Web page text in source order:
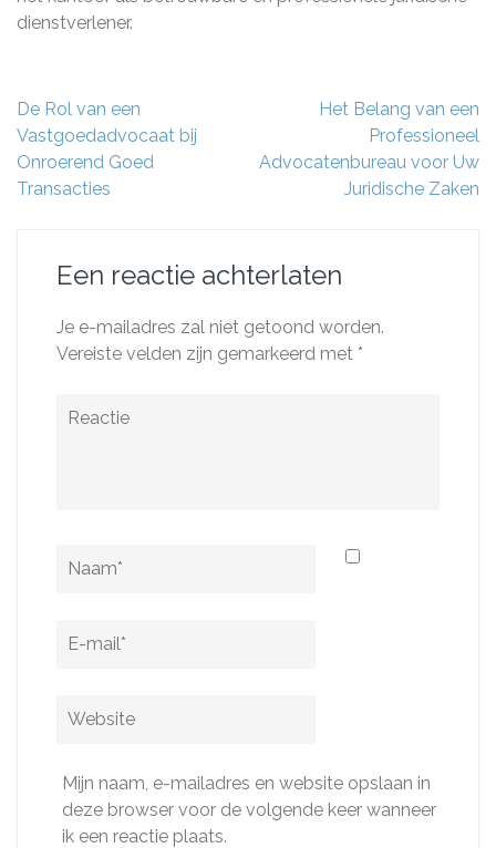
dienstverlener.
Berichtnavigatie
De Rol van een
Vastgoedadvocaat bij
Onroerend Goed
Transacties
Het Belang van een
Professioneel
Advocatenbureau voor Uw
Juridische Zaken
Een reactie achterlaten
Je e-mailadres zal niet getoond worden.
Vereiste velden zijn gemarkeerd met *
Reactie
Naam
E-
Website
Mijn naam, e-mailadres en website opslaan in
deze browser voor de volgende keer wanneer
ik een reactie plaats.